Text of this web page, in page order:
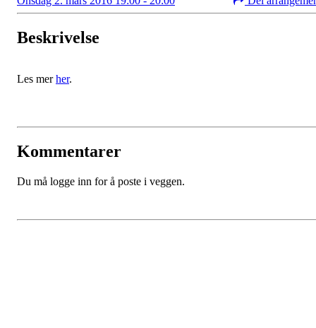
Beskrivelse
Les merher.
Kommentarer
Du må logge inn for å poste i veggen.